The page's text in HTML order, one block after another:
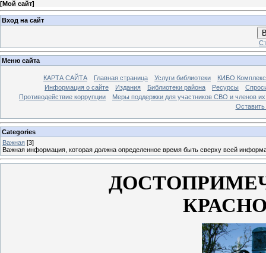
[Мой сайт]
Вход на сайт
Меню сайта
КАРТА САЙТА Главная страница Услуги библиотеки
КИБО
Информация о сайте
Издания Библиотеки района Ресурсы
Противодействие коррупции
Меры поддержки для участников СВО и членов
Оставить
Categories
Важная [3]
Важная информация, которая должна определенное время быть сверху всей